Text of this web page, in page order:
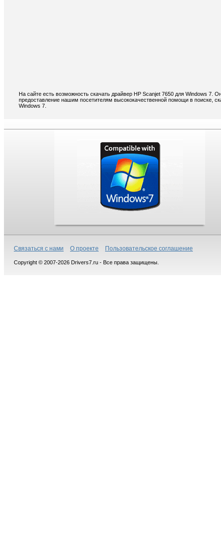
На сайте есть возможность скачать драйвер HP Scanjet 7650 для Windows 7.
предоставление нашим посетителям высококачественной помощи в поиске,
Windows 7.
Связаться с нами О проекте Пользовательское соглашение
Copyright © 2007-2026 Drivers7.ru - Все права защищены.